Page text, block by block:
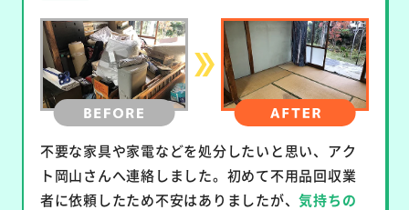
不要な家具や家電などを処分したいと思い、アク
ト岡山さんへ連絡しました。初めて不用品回収業
者に依頼したため不安はありましたが、気持ちの